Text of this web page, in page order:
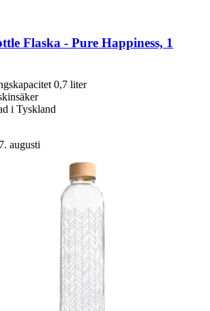
Flaska -​ Pure Happiness, 1
0,7 liter
i Tyskland
augusti